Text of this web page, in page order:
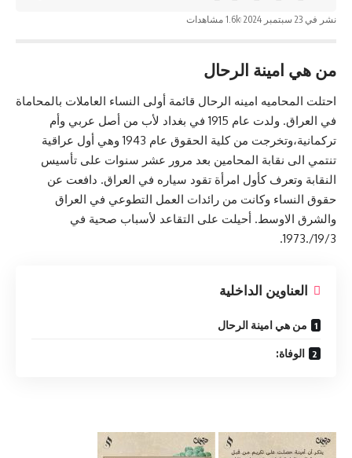
نشر في 23 سبتمبر 2024 1.6k مشاهدات
من هي امینة الرحال
احتلت المحاميه امينه الرحال قائمة أولى النساء العاملات بالمحاماة
في العراق. ولدت عام 1915 في بغداد لأب من أصل عربي وأم
تركمانية،وتخرجت من كلية الحقوق عام 1943 وهي أول عراقية
تنتمي الى نقابة المحامين بعد مرور عشر سنوات على تأسيس
النقابة وتعرف كأول امرأة تقود سياره في العراق. دافعت عن
حقوق النساء وكانت من رائدات العمل التطوعي في العراق
والشرق الاوسط. أحيلت على التقاعد لأسباب صحية في
19/3/.1973.
العناوين الداخلية
من هي امینة الرحال
الوفاة: